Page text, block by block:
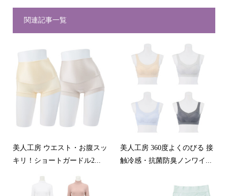
関連記事一覧
美人工房 ウエスト・お腹スッ
キリ！ショートガードル2...
美人工房 360度よくのびる 接
触冷感・抗菌防臭ノンワイ...